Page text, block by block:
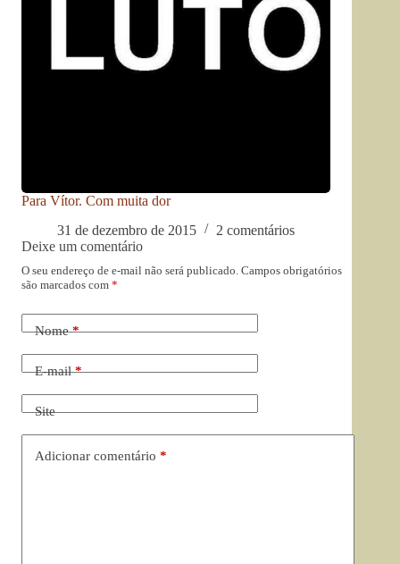
Para Vítor. Com muita dor
31 de dezembro de 2015
2 comentários
Deixe um comentário
O seu endereço de e-mail não será publicado. Campos obrigatórios
são marcados com *
Nome*
E-mail*
Site
Adicionar comentário *